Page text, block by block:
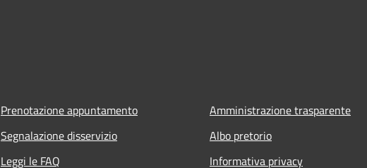
Prenotazione appuntamento
Segnalazione disservizio
Leggi le FAQ
Amministrazione trasparente
Albo pretorio
Informativa privacy